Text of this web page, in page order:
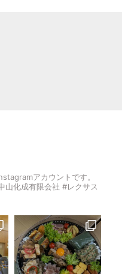
アカウントです。
山化成有限会社 #レクサス